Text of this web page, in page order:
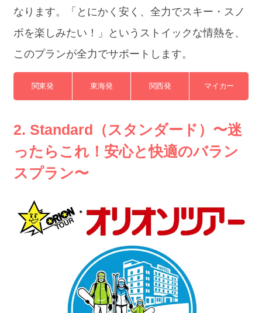
なります。「とにかく安く、全力でスキー・スノ
ボを楽しみたい！」というストイックな情熱を、
このプランが全力でサポートします。
関東発 東海発 関西発 マイカー
2. Standard（スタンダード）〜迷
ったらこれ！安心と快適のバラン
スプラン〜